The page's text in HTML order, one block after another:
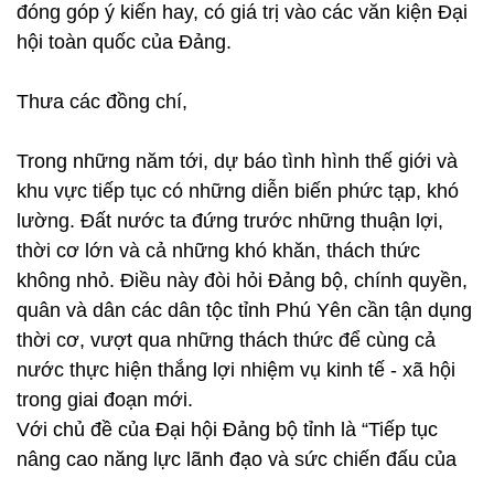
đóng góp ý kiến hay, có giá trị vào các văn kiện Đại
hội toàn quốc của Đảng.
Thưa các đồng chí,
Trong những năm tới, dự báo tình hình thế giới và
khu vực tiếp tục có những diễn biến phức tạp, khó
lường. Đất nước ta đứng trước những thuận lợi,
thời cơ lớn và cả những khó khăn, thách thức
không nhỏ. Điều này đòi hỏi Đảng bộ, chính quyền,
quân và dân các dân tộc tỉnh Phú Yên cần tận dụng
thời cơ, vượt qua những thách thức để cùng cả
nước thực hiện thắng lợi nhiệm vụ kinh tế - xã hội
trong giai đoạn mới.
Với chủ đề của Đại hội Đảng bộ tỉnh là “Tiếp tục
nâng cao năng lực lãnh đạo và sức chiến đấu của